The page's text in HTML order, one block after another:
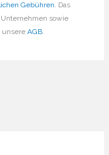
Gebühren. Das
sowie
unsereAGB.